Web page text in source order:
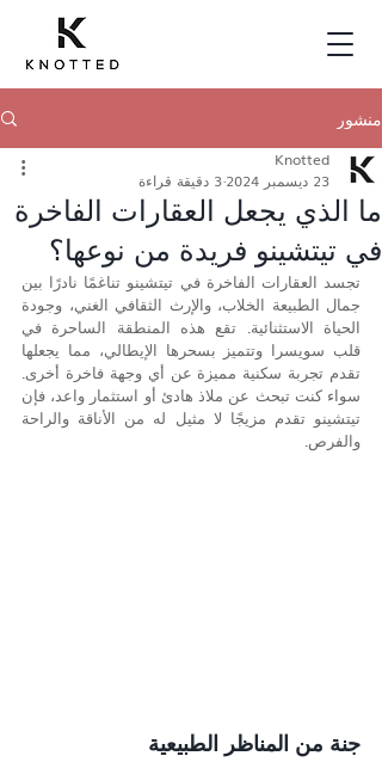
منشور
ما الذي يجعل العقارات الفاخرة
في تيتشينو فريدة من نوعها؟
Knotted
23 ديسمبر 2024
3 دقيقة قراءة
والفرص.
جنة من المناظر الطبيعية